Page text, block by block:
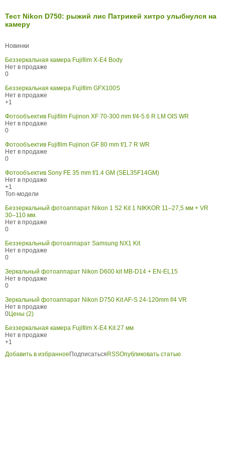
Тест Nikon D750: рыжий лис Патрикей хитро улыбнулся на
камеру
Новинки
Беззеркальная камера Fujifilm X-E4 Body
Нет в продаже
0
Беззеркальная камера Fujifilm GFX100S
Нет в продаже
+1
Фотообъектив Fujifilm Fujinon XF 70-300 mm f/4-5.6 R LM OIS WR
Нет в продаже
0
Фотообъектив Fujifilm Fujinon GF 80 mm f/1.7 R WR
Нет в продаже
0
Фотообъектив Sony FE 35 mm f/1.4 GM (SEL35F14GM)
Нет в продаже
+1
Топ-модели
Беззеркальный фотоаппарат Nikon 1 S2 Kit 1 NIKKOR 11–27,5 мм + VR
30–110 мм.
Нет в продаже
0
Беззеркальный фотоаппарат Samsung NX1 Kit
Нет в продаже
0
Зеркальный фотоаппарат Nikon D600 kit MB-D14 + EN-EL15
Нет в продаже
0
Зеркальный фотоаппарат Nikon D750 Kit AF-S 24-120mm f/4 VR
Нет в продаже
0Цены (2)
Беззеркальная камера Fujifilm X-E4 Kit 27 мм
Нет в продаже
+1
Добавить в избранноеПодписатьсяRSSОпубликовать статью